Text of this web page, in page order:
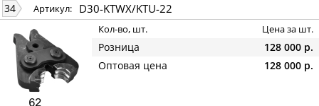
34 Артикул: D30-KTWX/KTU-22
Кол-во, шт. Цена за шт.
Розница
128 000 р.
Оптовая цена
128 000 р.